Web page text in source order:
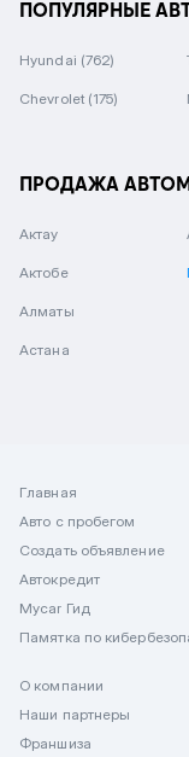
ПОПУЛЯРНЫЕ
Hyundai (762)
Chevrolet (175)
ПРОДАЖА
Актау
Актобе
Алматы
Астана
Главная
Авто с пробегом
Создать объявление
Автокредит
Mycar Гид
Памятка по
О компании
Наши партнеры
Франшиза